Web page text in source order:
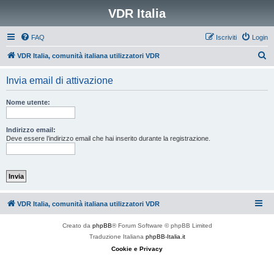
VDR Italia
FAQ Login
Iscriviti
VDR Italia, comunità italiana utilizzatori VDR
Invia email di attivazione
Nome utente:
Indirizzo email:
Deve essere l’indirizzo email che hai inserito durante la registrazione.
VDR Italia, comunità italiana utilizzatori VDR
Creato da phpBB® Forum Software © phpBB Limited
Traduzione Italiana phpBB-Italia.it
Cookie e Privacy